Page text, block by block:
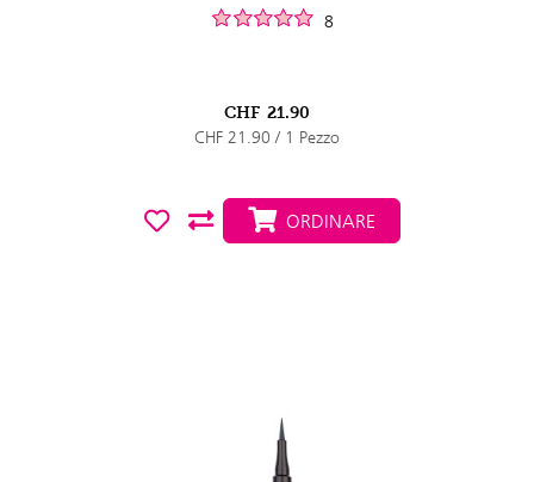
8
CHF 21.90
CHF 21.90 / 1 Pezzo
ORDINARE